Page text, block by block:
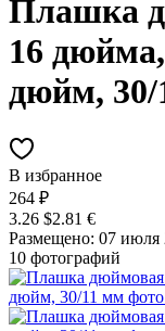
Плашка
16
дюйм,
В избранное
264 ₽
3.26 $2.81 €
Размещено: 07 июля
10 фотографий